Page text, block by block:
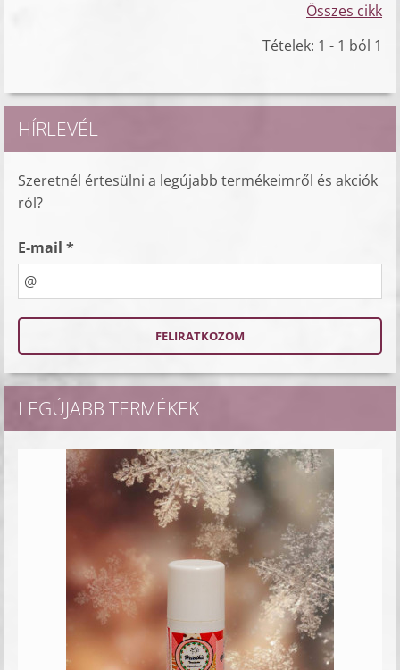
Összes cikk
Tételek: 1 - 1 ból 1
HÍRLEVÉL
Szeretnél értesülni a legújabb termékeimről és akciók
ról?
E-mail *
LEGÚJABB TERMÉKEK